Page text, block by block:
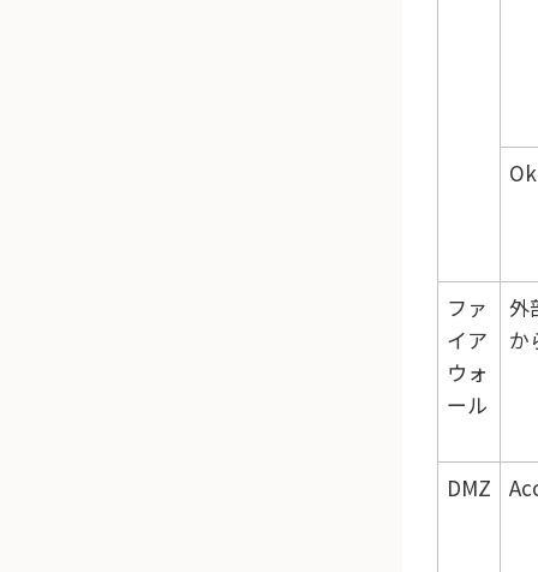
ファ
イア
ウォ
ール
外
か
DMZ